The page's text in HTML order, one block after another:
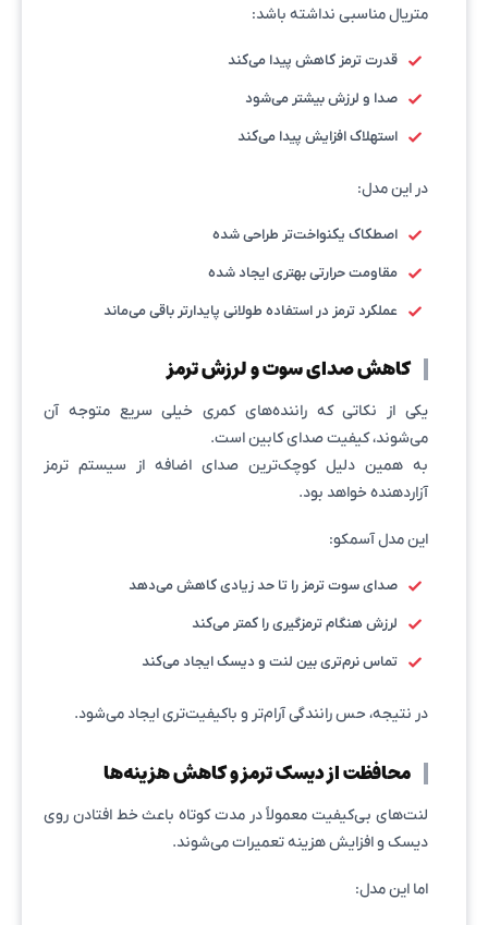
متریال مناسبی نداشته باشد:
قدرت ترمز کاهش پیدا می‌کند
صدا و لرزش بیشتر می‌شود
استهلاک افزایش پیدا می‌کند
در این مدل:
اصطکاک یکنواخت‌تر طراحی شده
مقاومت حرارتی بهتری ایجاد شده
عملکرد ترمز در استفاده طولانی پایدارتر باقی می‌ماند
کاهش صدای سوت و لرزش ترمز
یکی از نکاتی که راننده‌های کمری خیلی سریع متوجه آن
می‌شوند، کیفیت صدای کابین است.
به همین دلیل کوچک‌ترین صدای اضافه از سیستم ترمز
آزاردهنده خواهد بود.
این مدل آسمکو:
صدای سوت ترمز را تا حد زیادی کاهش می‌دهد
لرزش هنگام ترمزگیری را کمتر می‌کند
تماس نرم‌تری بین لنت و دیسک ایجاد می‌کند
در نتیجه، حس رانندگی آرام‌تر و باکیفیت‌تری ایجاد می‌شود.
محافظت از دیسک ترمز و کاهش هزینه‌ها
لنت‌های بی‌کیفیت معمولاً در مدت کوتاه باعث خط افتادن روی
دیسک و افزایش هزینه تعمیرات می‌شوند.
اما این مدل: